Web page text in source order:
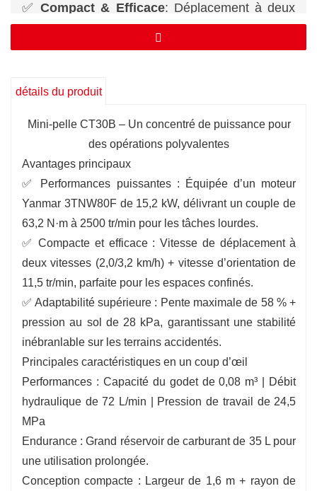
✅Compact & Efficace: Déplacement à deux
vitesses (2,0/3,2 km/h) + vitesse de rotation de
11,5 tr/min, idéal pour les espaces confinés.
58 % + pression au sol de 28 kPa, garantissant
accidentés.
détails du produit
Mini-pelle CT30B – Un concentré de puissance pour
des opérations polyvalentes
Avantages principaux
✅ Performances puissantes : Équipée d’un moteur
Yanmar 3TNW80F de 15,2 kW, délivrant un couple de
63,2 N·m à 2500 tr/min pour les tâches lourdes.
✅ Compacte et efficace : Vitesse de déplacement à
deux vitesses (2,0/3,2 km/h) + vitesse d’orientation de
11,5 tr/min, parfaite pour les espaces confinés.
✅ Adaptabilité supérieure : Pente maximale de 58 % +
pression au sol de 28 kPa, garantissant une stabilité
inébranlable sur les terrains accidentés.
Principales caractéristiques en un coup d’œil
Performances : Capacité du godet de 0,08 m³ | Débit
hydraulique de 72 L/min | Pression de travail de 24,5
MPa
Endurance : Grand réservoir de carburant de 35 L pour
une utilisation prolongée.
Conception compacte : Largeur de 1,6 m + rayon de